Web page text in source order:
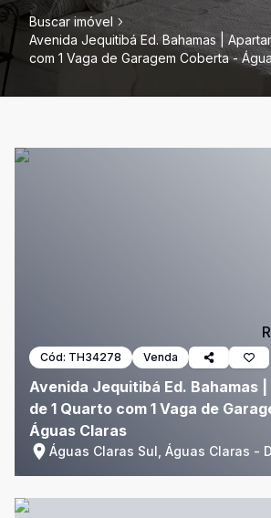
Buscar imóvel
Avenida Jequitibá Ed. Bahamas |
com 1 Vaga de Garagem Coberta -
Cód: TH34278 Venda
Avenida Jequitibá Ed. Bahamas
de 1 Quarto com 1 Vaga de
Águas Claras
Águas Claras Sul, Águas Claras -